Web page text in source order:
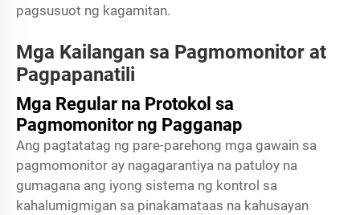
pagsusuot ng kagamitan.
Mga Kailangan sa Pagmomonitor at
Pagpapanatili
Mga Regular na Protokol sa
Pagmomonitor ng Pagganap
Ang pagtatatag ng pare-parehong mga gawain sa
pagmomonitor ay nagagarantiya na patuloy na
gumagana ang iyong sistema ng kontrol sa
kahalumigmigan sa pinakamataas na kahusayan